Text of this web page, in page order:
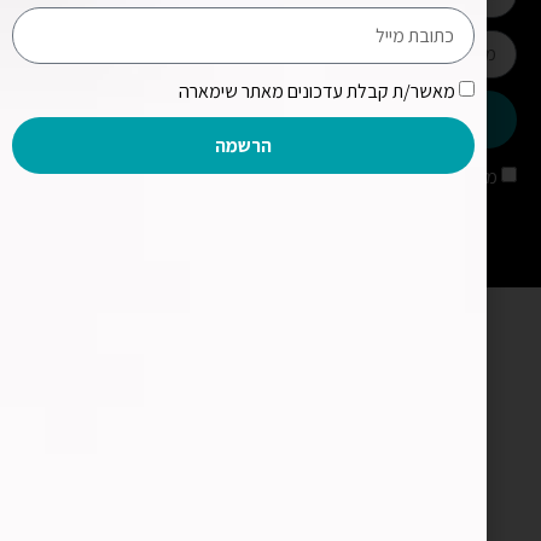
מאשר/ת קבלת עדכונים מאתר שימארה
שליחה
מאשר/ת קבלת עדכונים מאתר שימארה
הרשמה